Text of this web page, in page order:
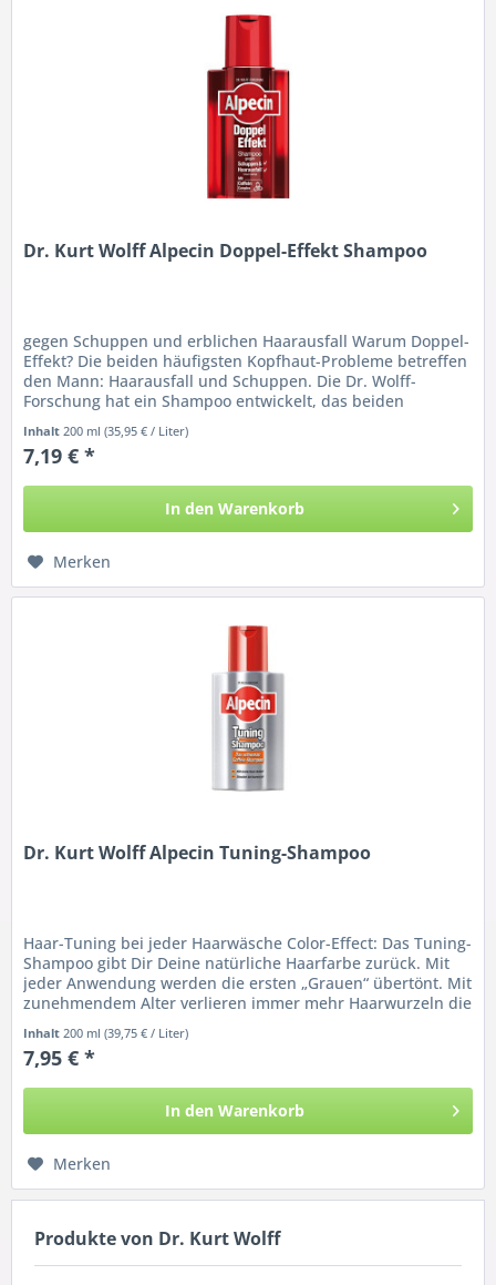
Dr. Kurt Wolff Alpecin Doppel-Effekt Shampoo
gegen Schuppen und erblichen Haarausfall Warum Doppel-
Effekt? Die beiden häufigsten Kopfhaut-Probleme betreffen
den Mann: Haarausfall und Schuppen. Die Dr. Wolff-
Forschung hat ein Shampoo entwickelt, das beiden
Inhalt 200 ml(35,95 € / Liter)
7,19 € *
In den Warenkorb
Merken
Dr. Kurt Wolff Alpecin Tuning-Shampoo
Haar-Tuning bei jeder Haarwäsche Color-Effect: Das Tuning-
Shampoo gibt Dir Deine natürliche Haarfarbe zurück. Mit
jeder Anwendung werden die ersten „Grauen“ übertönt. Mit
zunehmendem Alter verlieren immer mehr Haarwurzeln die
Inhalt200 ml(39,75 € / Liter)
7,95 € *
In den Warenkorb
Merken
Produkte von Dr. Kurt Wolff